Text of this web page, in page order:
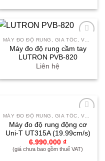
thích
Máy đo độ rung cầm tay
LUTRON PVB-820
Liên hệ
thích
Máy đo độ rung động cơ
Uni-T UT315A (19.99cm/s)
6.990.000 ₫
(giá chưa bao gồm thuế VAT)